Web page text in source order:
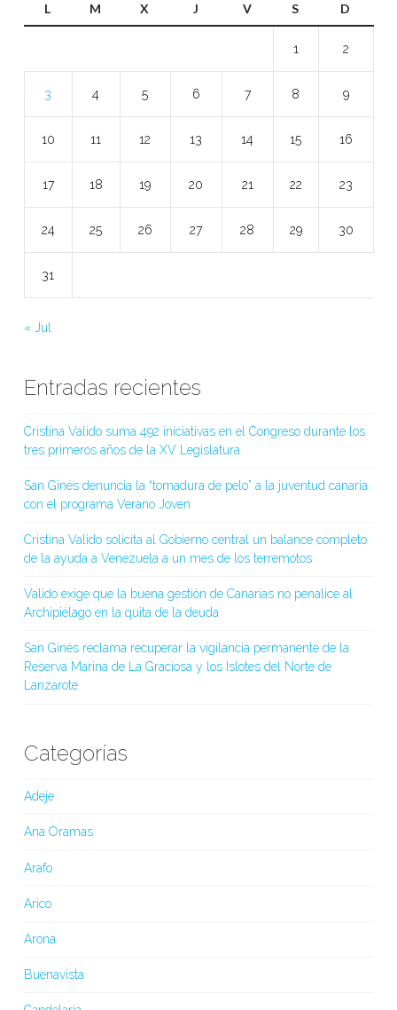
L M X J V S D
1 2
3 4 5 6 7 8 9
10 11 12 13 14 15 16
17 18 19 20 21 22 23
24 25 26 27 28 29 30
31
« Jul
Entradas recientes
Cristina Valido suma 492 iniciativas en el Congreso durante los
tres primeros años de la XV Legislatura
San Ginés denuncia la “tomadura de pelo” a la juventud canaria
con el programa Verano Joven
Cristina Valido solicita al Gobierno central un balance completo
de la ayuda a Venezuela a un mes de los terremotos
Valido exige que la buena gestión de Canarias no penalice al
Archipiélago en la quita de la deuda
San Ginés reclama recuperar la vigilancia permanente de la
Reserva Marina de La Graciosa y los Islotes del Norte de
Lanzarote
Categorías
Adeje
Ana Oramas
Arafo
Arico
Arona
Buenavista